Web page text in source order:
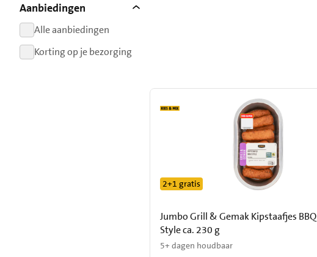
Aanbiedingen
Alle aanbiedingen
resultaten
Korting op je bezorging
Jumbo Grill & Gemak Kipstaafjes BBQ
Style ca. 230 g
5+ dagen houdbaar
2+1 gratis